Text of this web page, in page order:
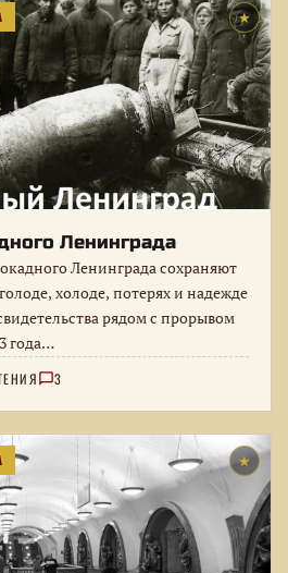
★
Ленинграда
Ленинграда сохраняют
холоде, потерях и надежде
рядом с прорывом
года…
3
★